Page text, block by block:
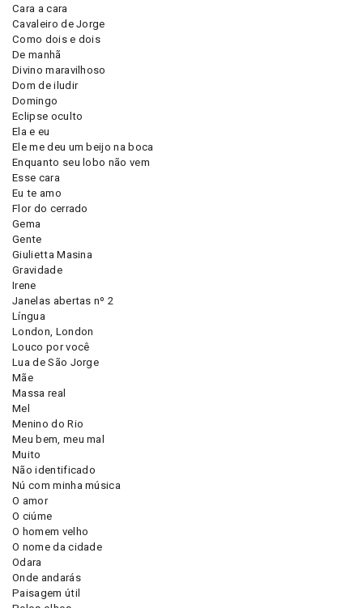
Cara a cara
Cavaleiro de Jorge
Como dois e dois
De manhã
Divino maravilhoso
Dom de iludir
Domingo
Eclipse oculto
Ela e eu
Ele me deu um beijo na boca
Enquanto seu lobo não vem
Esse cara
Eu te amo
Flor do cerrado
Gema
Gente
Giulietta Masina
Gravidade
Irene
Janelas abertas nº 2
Língua
London, London
Louco por você
Lua de São Jorge
Mãe
Massa real
Mel
Menino do Rio
Meu bem, meu mal
Muito
Não identificado
Nú com minha música
O amor
O ciúme
O homem velho
O nome da cidade
Odara
Onde andarás
Paisagem útil